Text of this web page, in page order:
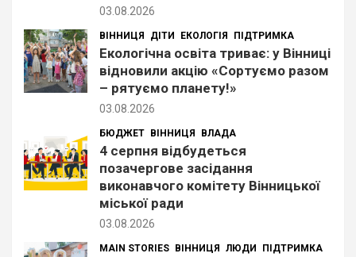
03.08.2026
ВІННИЦЯ ДІТИ ЕКОЛОГІЯ ПІДТРИМКА
Екологічна освіта триває: у Вінниці
відновили акцію «Сортуємо разом
– рятуємо планету!»
03.08.2026
БЮДЖЕТ ВІННИЦЯ ВЛАДА
4 серпня відбудеться
позачергове засідання
виконавчого комітету Вінницької
міської ради
03.08.2026
MAIN STORIES ВІННИЦЯ ЛЮДИ ПІДТРИМКА